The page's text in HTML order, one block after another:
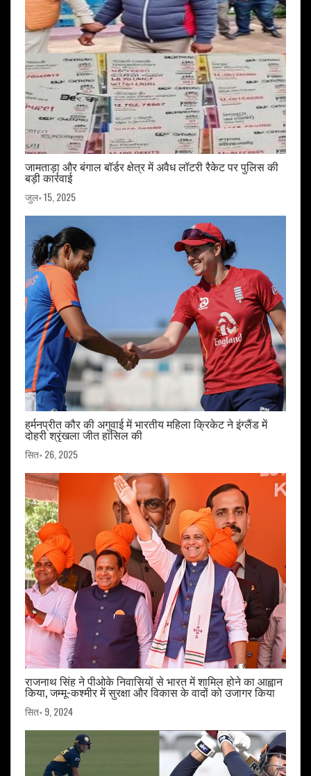
जामताड़ा और बंगाल बॉर्डर क्षेत्र में अवैध लॉटरी रैकेट पर पुलिस की
बड़ी कार्रवाई
जुल॰ 15, 2025
हर्मनप्रीत कौर की अगुवाई में भारतीय महिला क्रिकेट ने इंग्लैंड में
दोहरी श्रृंखला जीत हासिल की
सित॰ 26, 2025
राजनाथ सिंह ने पीओके निवासियों से भारत में शामिल होने का आह्वान
किया, जम्मू-कश्मीर में सुरक्षा और विकास के वादों को उजागर किया
सित॰ 9, 2024